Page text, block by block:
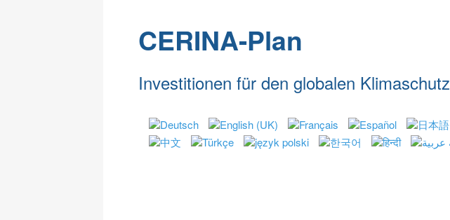
CERINA-Plan
Investitionen für den globalen Klimaschutz